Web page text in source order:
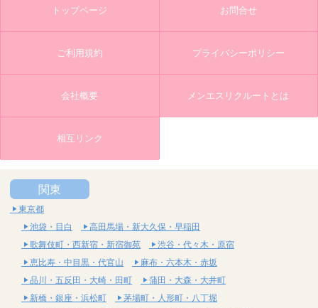
トップページ お問合せ
ご利用規約 プライバシーポリシー
会社概要 メンエスリクルートとは
相互リンク
関東
東京都
池袋・目白
高田馬場・新大久保・早稲田
歌舞伎町・西新宿・新宿御苑
渋谷・代々木・原宿
恵比寿・中目黒・代官山
麻布・六本木・赤坂
品川・五反田・大崎・田町
蒲田・大森・大井町
新橋・銀座・浜松町
茅場町・人形町・八丁堀